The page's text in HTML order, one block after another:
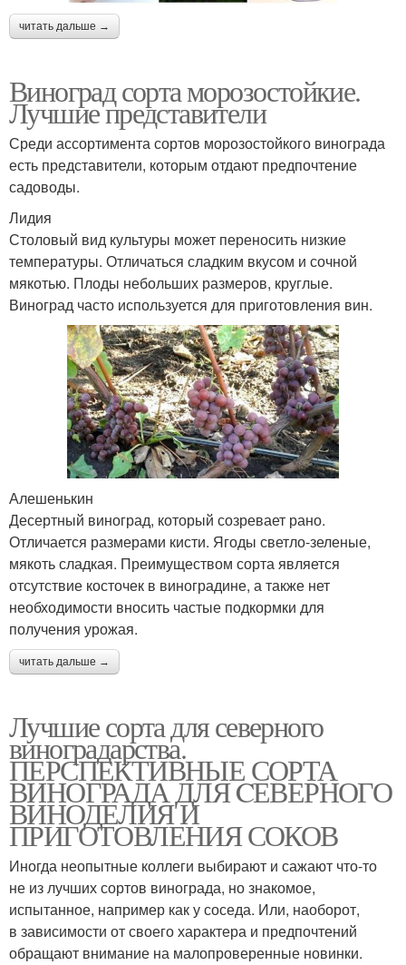
читать дальше →
Виноград сорта морозостойкие.
Лучшие представители
Среди ассортимента сортов морозостойкого винограда
есть представители, которым отдают предпочтение
садоводы.
Лидия
Столовый вид культуры может переносить низкие
температуры. Отличаться сладким вкусом и сочной
мякотью. Плоды небольших размеров, круглые.
Виноград часто используется для приготовления вин.
Алешенькин
Десертный виноград, который созревает рано.
Отличается размерами кисти. Ягоды светло-зеленые,
мякоть сладкая. Преимуществом сорта является
отсутствие косточек в виноградине, а также нет
необходимости вносить частые подкормки для
получения урожая.
читать дальше →
Лучшие сорта для северного
виноградарства.
ПЕРСПЕКТИВНЫЕ СОРТА
ВИНОГРАДА ДЛЯ CЕВЕРНОГО
ВИНОДЕЛИЯ И
ПРИГОТОВЛЕНИЯ СОКОВ
Иногда неопытные коллеги выбирают и сажают что-то
не из лучших сортов винограда, но знакомое,
испытанное, например как у соседа. Или, наоборот,
в зависимости от своего характера и предпочтений
обращают внимание на малопроверенные новинки.